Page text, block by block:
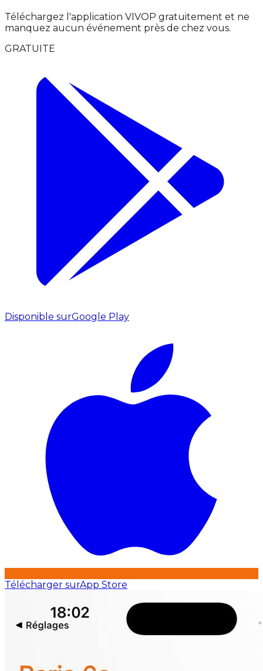
Téléchargez l'application VIVOP gratuitement et ne
manquez aucun événement près de chez vous.
GRATUITE
Disponible surGoogle Play
Télécharger surApp Store